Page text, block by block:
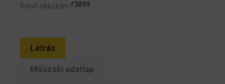
Belső cikkszám:f3899
Leírás
Műszaki adatlap